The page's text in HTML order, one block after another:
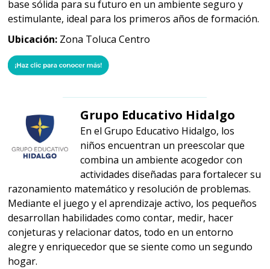
base sólida para su futuro en un ambiente seguro y
estimulante, ideal para los primeros años de formación.
Ubicación: Zona Toluca Centro
Grupo Educativo Hidalgo
En el Grupo Educativo Hidalgo, los
niños encuentran un preescolar que
combina un ambiente acogedor con
actividades diseñadas para fortalecer su
razonamiento matemático y resolución de problemas.
Mediante el juego y el aprendizaje activo, los pequeños
desarrollan habilidades como contar, medir, hacer
conjeturas y relacionar datos, todo en un entorno
alegre y enriquecedor que se siente como un segundo
hogar.